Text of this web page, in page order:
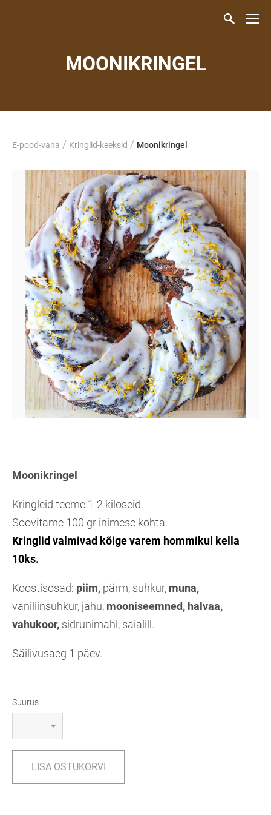
MOONIKRINGEL
E-pood-vana / Kringlid-keeksid / Moonikringel
Moonikringel
Kringleid teeme 1-2 kiloseid.
Soovitame 100 gr inimese kohta.
Kringlid valmivad kõige varem hommikul kella
10ks.
Koostisosad: piim, pärm, suhkur, muna,
vaniliinsuhkur, jahu, mooniseemned, halvaa,
vahukoor, sidrunimahl, saialill.
Säilivusaeg 1 päev.
Suurus
LISA OSTUKORVI